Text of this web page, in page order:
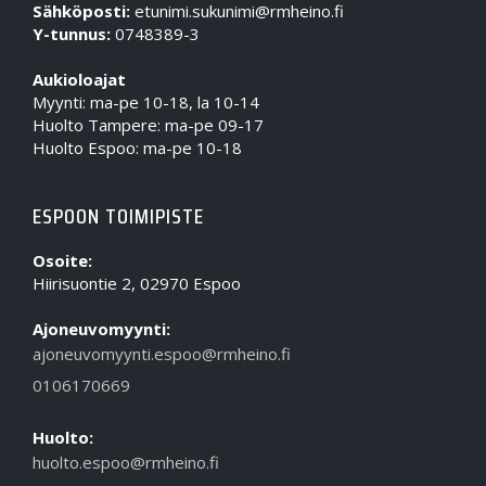
Sähköposti: etunimi.sukunimi@rmheino.fi
Y-tunnus: 0748389-3
Aukioloajat
Myynti: ma-pe 10-18, la 10-14
Huolto Tampere: ma-pe 09-17
Huolto Espoo: ma-pe 10-18
ESPOON TOIMIPISTE
Osoite:
Hiirisuontie 2, 02970 Espoo
Ajoneuvomyynti:
ajoneuvomyynti.espoo@rmheino.fi
0106170669
Huolto:
huolto.espoo@rmheino.fi